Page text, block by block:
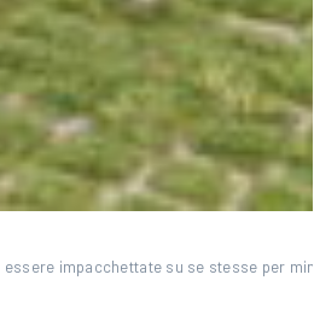
impacchettate su se stesse per